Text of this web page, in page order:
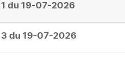
du 19-07-2026
du 19-07-2026